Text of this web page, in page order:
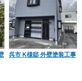
呉市 K様邸 外壁塗装工事